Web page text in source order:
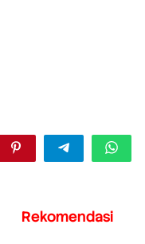
Rekomendasi